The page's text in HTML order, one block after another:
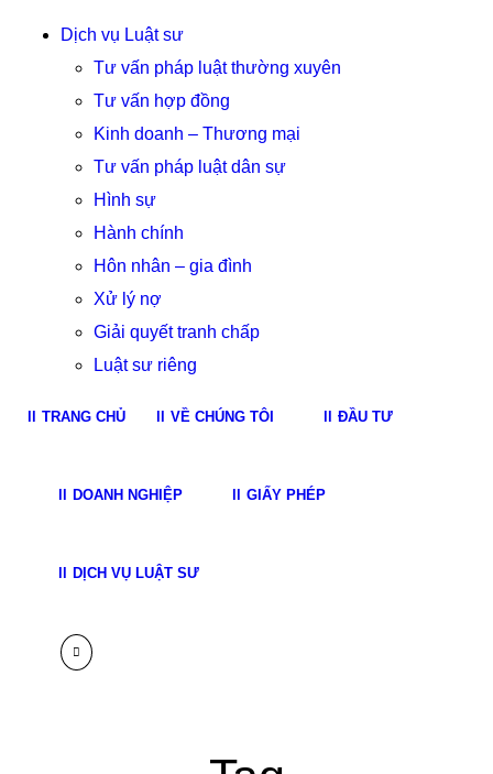
Dịch vụ Luật sư
Tư vấn pháp luật thường xuyên
Tư vấn hợp đồng
Kinh doanh – Thương mại
Tư vấn pháp luật dân sự
Hình sự
Hành chính
Hôn nhân – gia đình
Xử lý nợ
Giải quyết tranh chấp
Luật sư riêng
TRANG CHỦ VỀ CHÚNG TÔI ĐẦU TƯ
DOANH NGHIỆP GIẤY PHÉP
DỊCH VỤ LUẬT SƯ